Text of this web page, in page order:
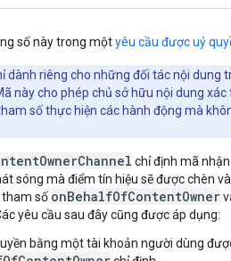
số này trong mộtyêu cầu được uỷ
dành riêng cho những đối tác nội dung
này cho phép chủ sở hữu nội dung
số thực hiện các hành động mà
OwnerChannel chỉ định mã
sóng mà điểm tín hiệu sẽ được chèn
tham số onBehalfOfContentOwner
yêu cầu sau đây cũng được áp dụng:
bằng một tài khoản người dùng